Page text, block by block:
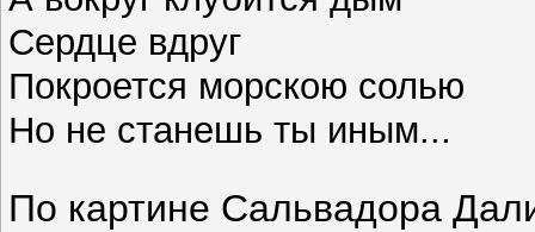
Сердце вдруг
Покроется морскою солью
Но не станешь ты иным...
По картине Сальвадора